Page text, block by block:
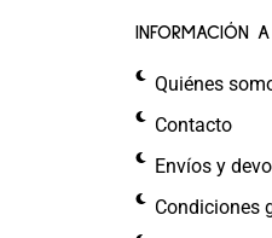
INFORMACIÓN
Quiénes
Contacto
Envíos y
Condiciones